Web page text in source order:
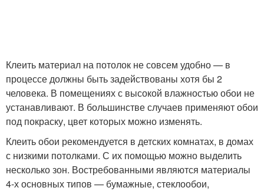
Клеить материал на потолок не совсем удобно — в
процессе должны быть задействованы хотя бы 2
человека. В помещениях с высокой влажностью обои не
устанавливают. В большинстве случаев применяют обои
под покраску, цвет которых можно изменять.
Клеить обои рекомендуется в детских комнатах, в домах
с низкими потолками. С их помощью можно выделить
несколько зон. Востребованными являются материалы
4-х основных типов — бумажные, стеклообои,